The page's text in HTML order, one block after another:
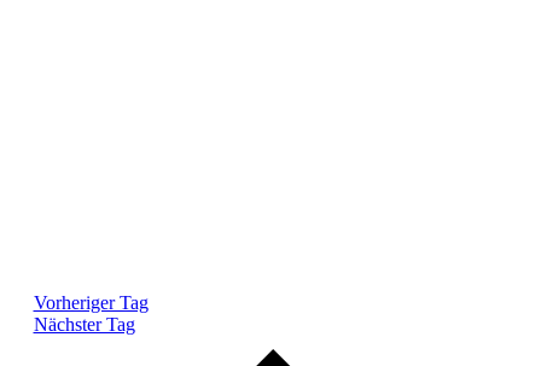
Vorheriger Tag
Nächster Tag